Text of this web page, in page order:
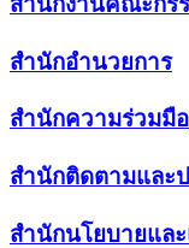
สำนักอำนวยการ
สำนักความร่วมมือ
สำนักติดตามและ
สำนักนโยบายแล